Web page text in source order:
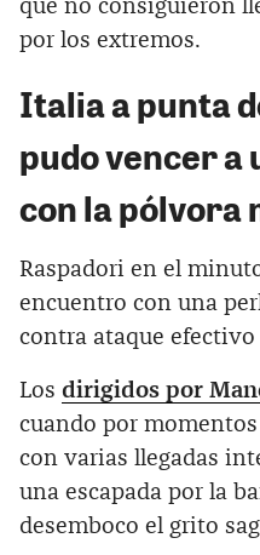
que no consiguieron
por los extremos.
Italia a punta
pudo vencer
con la pólvora
Raspadori en el
encuentro con una
contra ataque
Los dirigidos por
cuando por
con varias llegadas
una escapada por la
desemboco el grito